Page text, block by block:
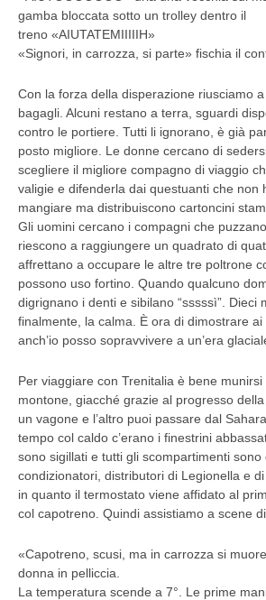
gamba bloccata sotto un trolley dentro il
treno «AIUTATEMIIIIIH»
«Signori, in carrozza, si parte» fischia il
Con la forza della disperazione riusciamo
bagagli. Alcuni restano a terra, sguardi
contro le portiere. Tutti li ignorano, è già
posto migliore. Le donne cercano di
scegliere il migliore compagno di viaggio
valigie e difenderla dai questuanti che non
mangiare ma distribuiscono cartoncini
Gli uomini cercano i compagni che
riescono a raggiungere un quadrato di
affrettano a occupare le altre tre poltrone
possono uso fortino. Quando qualcuno
digrignano i denti e sibilano “sssssì”. Dieci
finalmente, la calma. È ora di dimostrare
anch’io posso sopravvivere a un’era
Per viaggiare con Trenitalia è bene
montone, giacché grazie al progresso
un vagone e l’altro puoi passare dal
tempo col caldo c’erano i finestrini
sono sigillati e tutti gli scompartimenti sono
condizionatori, distributori di Legionella e
in quanto il termostato viene affidato al
col capotreno. Quindi assistiamo a scene
«Capotreno, scusi, ma in carrozza si
donna in pelliccia.
La temperatura scende a 7°. Le prime